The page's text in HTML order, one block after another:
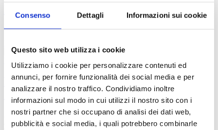
Consenso Dettagli Informazioni sui cookie
Questo sito web utilizza i cookie
Utilizziamo i cookie per personalizzare contenuti ed
annunci, per fornire funzionalità dei social media e per
analizzare il nostro traffico. Condividiamo inoltre
informazioni sul modo in cui utilizzi il nostro sito con i
nostri partner che si occupano di analisi dei dati web,
pubblicità e social media, i quali potrebbero combinarle
L'Arena "VERDE" costruita coi tronchi
abbattuti da Vaia
Progetto finanziato con il POR FESR
2014-2020 Regione del Veneto
Asse 1 Azione 1.1.4 "REATTI-VAIA - Edificio sostenibile e omeo-
dinamico...Read more